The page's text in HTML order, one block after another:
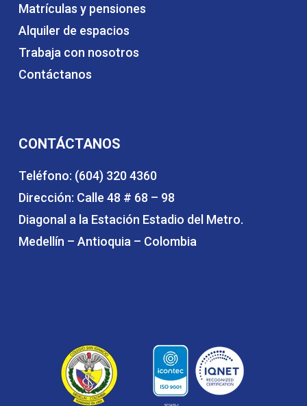
Matrículas y pensiones
Alquiler de espacios
Trabaja con nosotros
Contáctanos
CONTÁCTANOS
Teléfono: (604) 320 4360
Dirección: Calle 48 # 68 – 98
Diagonal a la Estación Estadio del Metro.
Medellín – Antioquia – Colombia